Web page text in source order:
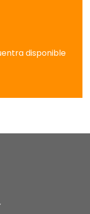
disponible